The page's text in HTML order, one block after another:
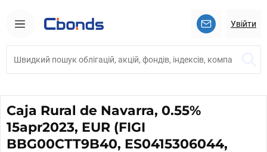
Увійти
Caja Rural de Navarra, 0.55%
15apr2023, EUR (FIGI
BBG00CTT9B40, ES0415306044,